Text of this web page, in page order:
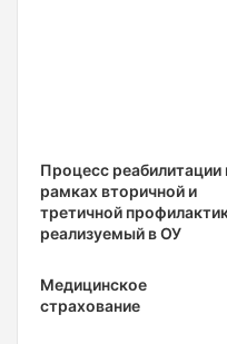
Процесс реабилитации
рамках вторичной и
третичной
реализуемый в ОУ
Медицинское
страхование